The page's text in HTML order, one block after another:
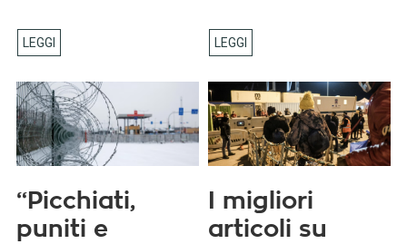
“Picchiati,
puniti e
I migliori
articoli su